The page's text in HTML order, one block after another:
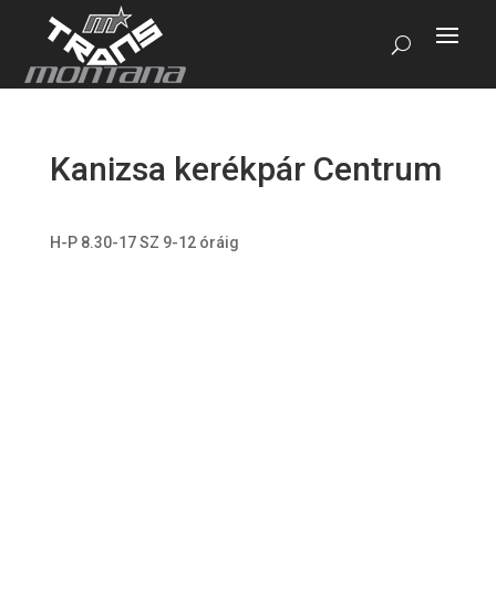
Kanizsa kerékpár Centrum
H-P 8.30-17 SZ 9-12 óráig